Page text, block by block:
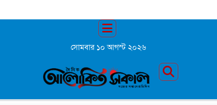
সোমবার ১০ আগস্ট ২০২৬